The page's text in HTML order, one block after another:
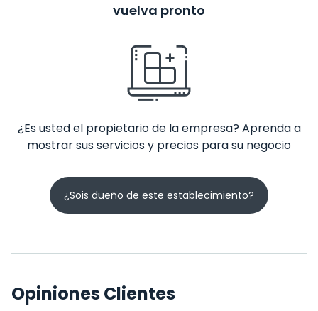
vuelva pronto
¿Es usted el propietario de la empresa? Aprenda a
mostrar sus servicios y precios para su negocio
¿Sois dueño de este establecimiento?
Opiniones Clientes